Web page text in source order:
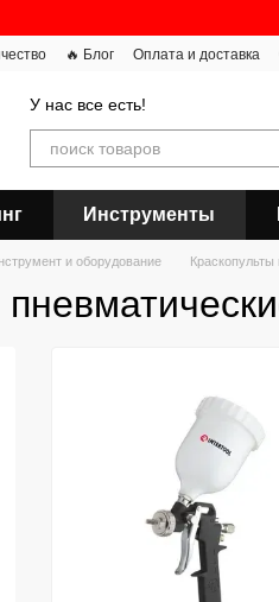
🔥 Блог Оплата и доставка
У нас все есть!
Инструменты
и оборудование